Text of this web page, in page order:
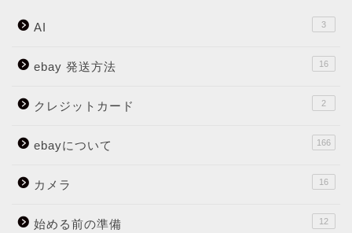
AI 3
ebay 発送方法 16
クレジットカード 2
ebayについて 166
カメラ 16
始める前の準備 12